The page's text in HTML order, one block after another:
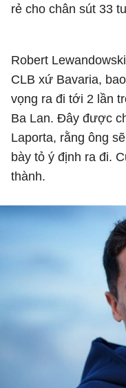
rẻ cho chân sút 33
Robert
CLB xứ Bavaria,
vọng ra đi tới 2 lần
Ba Lan. Đây được
Laporta, rằng ông
bày tỏ ý định ra đi.
thành.